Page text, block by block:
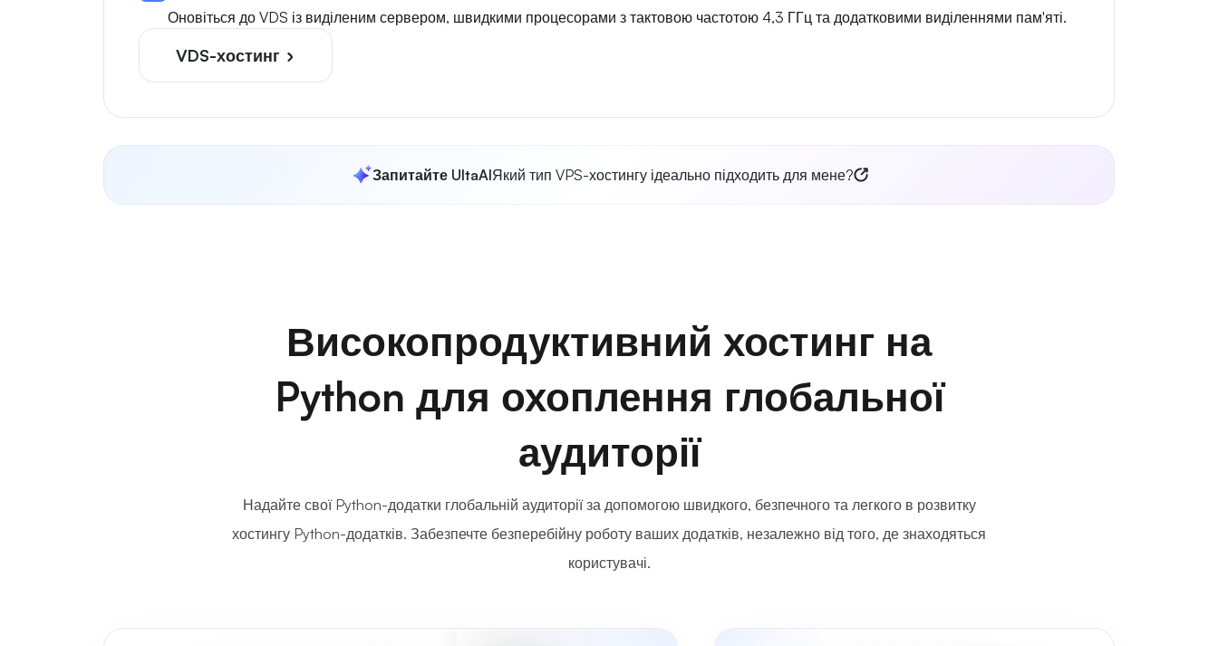
Оновіться до VDS із виділеним сервером, швидкими процесорами з тактовою частотою 4,3 ГГц та додатковими виділеннями пам'яті.
VDS-хостинг
Запитайте UltaAIЯкий тип VPS-хостингу ідеально підходить для мене?
Високопродуктивний хостинг на
Python для охоплення глобальної
аудиторії
Надайте свої Python-додатки глобальній аудиторії за допомогою швидкого, безпечного та легкого в розвитку
хостингу Python-додатків. Забезпечте безперебійну роботу ваших додатків, незалежно від того, де знаходяться
користувачі.